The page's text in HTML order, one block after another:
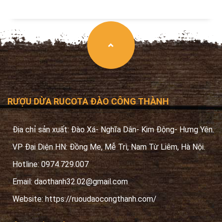
RƯỢU DỪA RUCOTA ĐÀO CÔNG THÀNH
Địa chỉ sản xuất: Đào Xá- Nghĩa Dân- Kim Động- Hưng Yên.
VP Đại Diện HN: Đồng Me, Mễ Trì, Nam Từ Liêm, Hà Nội.
Hotline: 0974.729.007
Email: daothanh32.02@gmail.com
Website: https://ruoudaocongthanh.com/